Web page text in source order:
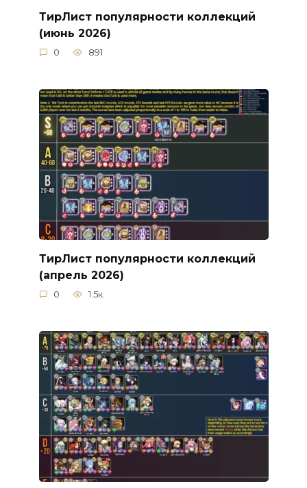
ТирЛист популярности коллекций
(июнь 2026)
0 891
ТирЛист популярности коллекций
(апрель 2026)
0 1.5к.